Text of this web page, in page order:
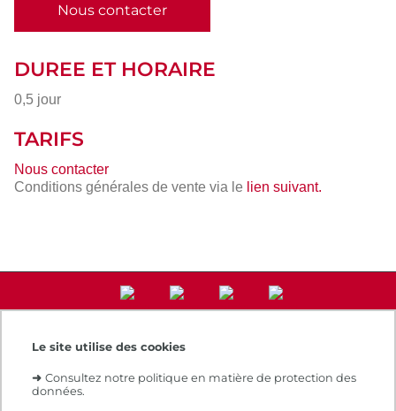
Le site utilise des cookies
➜ Consultez notre politique en matière de protection des
données.
Nous contacter
DUREE ET HORAIRE
0,5 jour
TARIFS
Nous contacter
Conditions générales de vente via le lien suivant.
Accès direct
Notre e-boutique